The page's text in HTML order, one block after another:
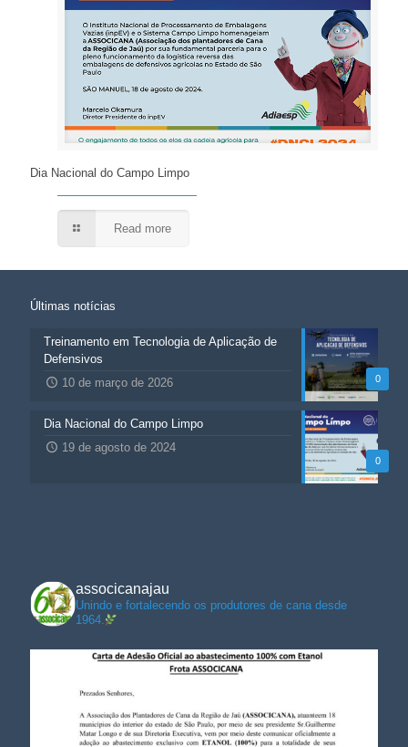
Dia Nacional do Campo Limpo
Read more
Últimas notícias
0
Treinamento em Tecnologia de Aplicação de
Defensivos
10 de março de 2026
0
Dia Nacional do Campo Limpo
19 de agosto de 2024
associcanajau
Unindo e fortalecendo os produtores de cana desde
1964.